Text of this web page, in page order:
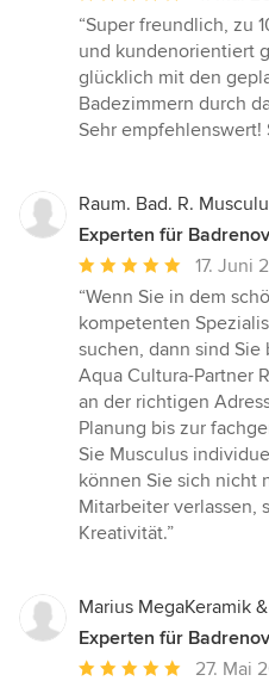
Bewertung:
5
von
5
Sternen
“Super freundlich, zu
und kundenorientiert
glücklich mit den
Badezimmern durch
Sehr empfehlenswert!
Raum. Bad. R.
Experten für
Durchschnittliche
Bewertung:
5
von
5
Sternen
17. Juni
“Wenn Sie in dem
kompetenten
suchen, dann sind
Aqua Cultura-Partner
an der richtigen
Planung bis zur
Sie Musculus
können Sie sich nicht
Mitarbeiter verlassen,
Kreativität.”
Marius MegaKeramik
Experten für
Durchschnittliche27. Mai